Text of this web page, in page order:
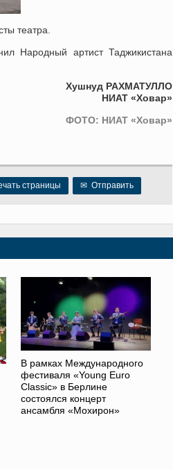
театра.
Народный артист Таджикистана
Хушнуд РАХМАТУЛЛО
НИАТ «Ховар»
ФОТО: НИАТ «Ховар»
страницы ✉ Отправить
В рамках Международного
фестиваля «Young Euro
Classic» в Берлине
состоялся концерт
ансамбля «Мохирон»